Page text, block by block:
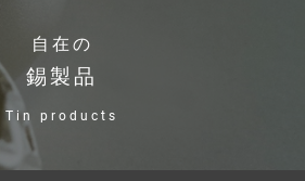
自在の
錫製品
Tin products